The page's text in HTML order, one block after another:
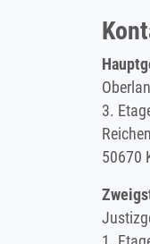
3.
50670